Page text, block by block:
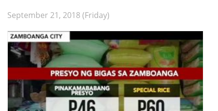
September 21, 2018 (Friday)